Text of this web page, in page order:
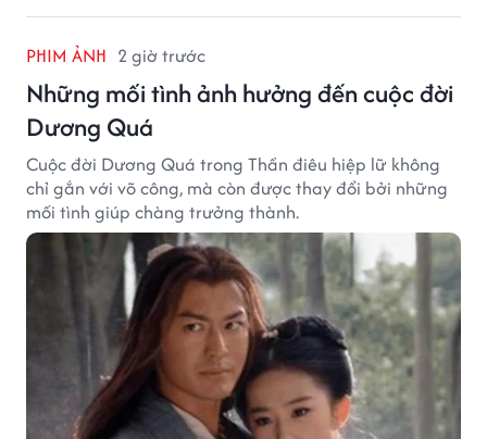
PHIM ẢNH 2 giờ trước
Những mối tình ảnh hưởng đến cuộc đời
Dương Quá
Cuộc đời Dương Quá trong Thần điêu hiệp lữ không
chỉ gắn với võ công, mà còn được thay đổi bởi những
mối tình giúp chàng trưởng thành.